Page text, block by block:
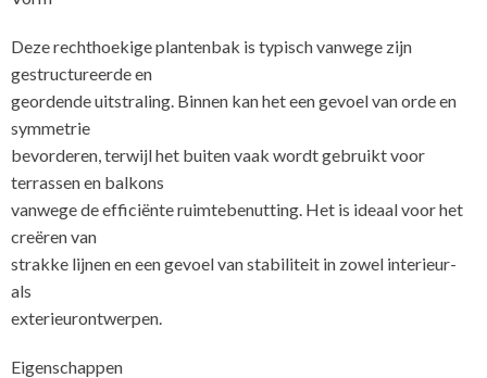
Deze rechthoekige plantenbak is typisch vanwege zijn
gestructureerde en
geordende uitstraling. Binnen kan het een gevoel van orde en
symmetrie
bevorderen, terwijl het buiten vaak wordt gebruikt voor
terrassen en balkons
vanwege de efficiënte ruimtebenutting. Het is ideaal voor het
creëren van
strakke lijnen en een gevoel van stabiliteit in zowel interieur-
als
Eigenschappen